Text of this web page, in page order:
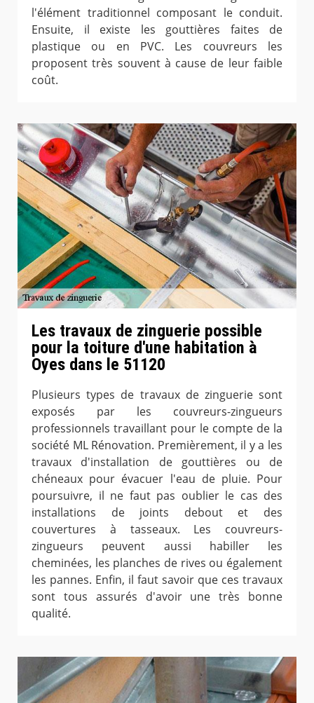
l'élément traditionnel composant le conduit.
Ensuite, il existe les gouttières faites de
plastique ou en PVC. Les couvreurs les
proposent très souvent à cause de leur faible
coût.
Les travaux de zinguerie possible
pour la toiture d'une habitation à
Oyes dans le 51120
Plusieurs types de travaux de zinguerie sont
exposés par les couvreurs-zingueurs
professionnels travaillant pour le compte de la
société ML Rénovation. Premièrement, il y a les
travaux d'installation de gouttières ou de
chéneaux pour évacuer l'eau de pluie. Pour
poursuivre, il ne faut pas oublier le cas des
installations de joints debout et des
couvertures à tasseaux. Les couvreurs-
zingueurs peuvent aussi habiller les
cheminées, les planches de rives ou également
les pannes. Enfin, il faut savoir que ces travaux
sont tous assurés d'avoir une très bonne
qualité.